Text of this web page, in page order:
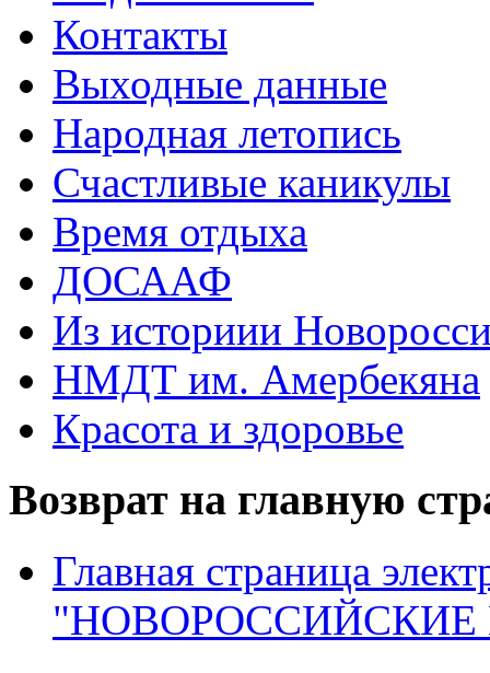
Контакты
Выходные данные
Народная летопись
Счастливые каникулы
Время отдыха
ДОСААФ
Из историии
НМДТ им. Амербекяна
Красота и здоровье
Возврат на главную
Главная страница
"НОВОРОССИЙСКИЕ